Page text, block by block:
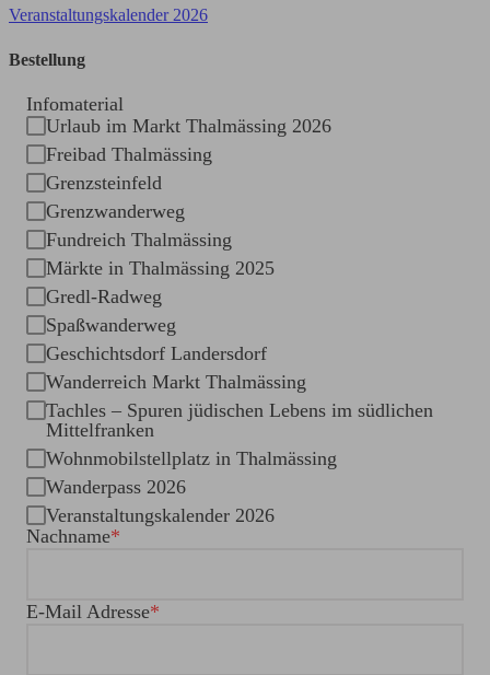
Veranstaltungskalender 2026
Bestellung
Infomaterial
Urlaub im Markt Thalmässing 2026
Freibad Thalmässing
Grenzsteinfeld
Grenzwanderweg
Fundreich Thalmässing
Märkte in Thalmässing 2025
Gredl-Radweg
Spaßwanderweg
Geschichtsdorf Landersdorf
Wanderreich Markt Thalmässing
Tachles – Spuren jüdischen Lebens im südlichen
Mittelfranken
Wohnmobilstellplatz in Thalmässing
Wanderpass 2026
Veranstaltungskalender 2026
Nachname
E-Mail Adresse